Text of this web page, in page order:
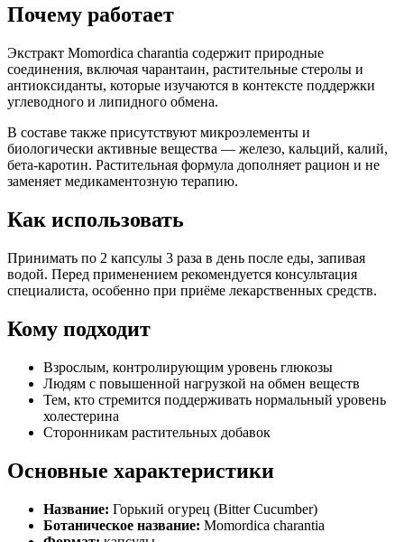
Почему работает
Экстракт Momordica charantia содержит природные
соединения, включая чарантаин, растительные стеролы и
антиоксиданты, которые изучаются в контексте поддержки
углеводного и липидного обмена.
В составе также присутствуют микроэлементы и
биологически активные вещества — железо, кальций, калий,
бета-каротин. Растительная формула дополняет рацион и не
заменяет медикаментозную терапию.
Как использовать
Принимать по 2 капсулы 3 раза в день после еды, запивая
водой. Перед применением рекомендуется консультация
специалиста, особенно при приёме лекарственных средств.
Кому подходит
Взрослым, контролирующим уровень глюкозы
Людям с повышенной нагрузкой на обмен веществ
Тем, кто стремится поддерживать нормальный уровень
холестерина
Сторонникам растительных добавок
Основные характеристики
Название: Горький огурец (Bitter Cucumber)
Ботаническое название: Momordica charantia